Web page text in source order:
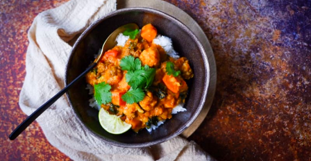
Recepty
Články
TV Program
Škola vaření
Recepty z TV